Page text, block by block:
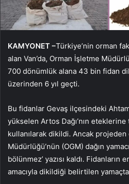
KAMYONET –Türkiye’nin orman
alan Van’da, Orman İşletme
700 dönümlük alana 43 bin fidan
üzerinden 6 yıl geçti.
Bu fidanlar Gevaş ilçesindeki
yükselen Artos Dağı’nın
kullanılarak dikildi. Ancak
Müdürlüğü’nün (OGM) dağın
bölünmez’ yazısı kaldı. Fidanların
amacıyla dikildiği belirtilen